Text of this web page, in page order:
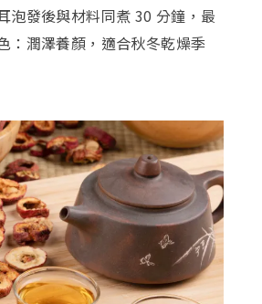
泡發後與材料同煮 30 分鐘，最
：潤澤養顏，適合秋冬乾燥季